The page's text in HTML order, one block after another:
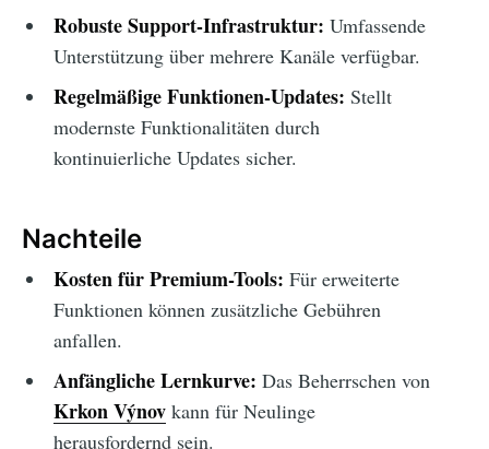
Robuste Support-Infrastruktur: Umfassende
Unterstützung über mehrere Kanäle verfügbar.
Regelmäßige Funktionen-Updates: Stellt
modernste Funktionalitäten durch
kontinuierliche Updates sicher.
Nachteile
Kosten für Premium-Tools: Für erweiterte
Funktionen können zusätzliche Gebühren
anfallen.
Anfängliche Lernkurve: Das Beherrschen von
Krkon Výnovkann für Neulinge
herausfordernd sein.